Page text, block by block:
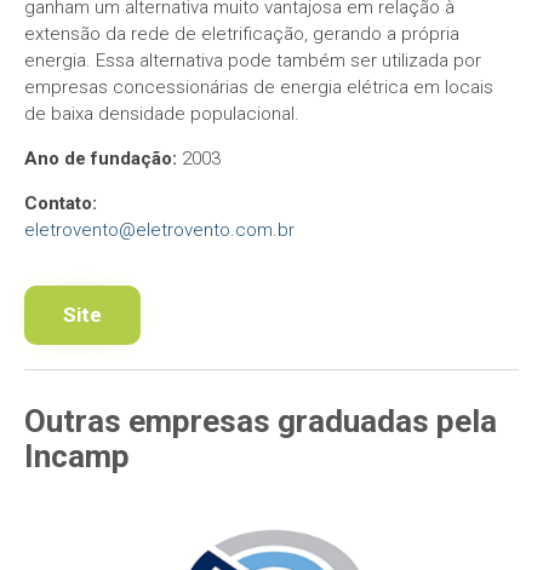
ganham um alternativa muito vantajosa em relação à
extensão da rede de eletrificação, gerando a própria
energia. Essa alternativa pode também ser utilizada por
empresas concessionárias de energia elétrica em locais
de baixa densidade populacional.
Ano de fundação: 2003
Contato:
eletrovento@eletrovento.com.br
Site
Outras empresas graduadas pela
Incamp